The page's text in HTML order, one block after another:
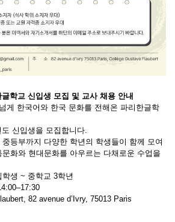
학교 신입생 모집 및 교사 채용 안내
게 한국어와 한국 문화를 전해온 파리한글학
신입생을 모집합니다.
등부까지 다양한 학년의 학생들이 함께 모여
화와 현대문화를 아우르는 다채로운 수업을
생 ~ 중학교 3학년
82 avenue d’Ivry, 75013 Paris